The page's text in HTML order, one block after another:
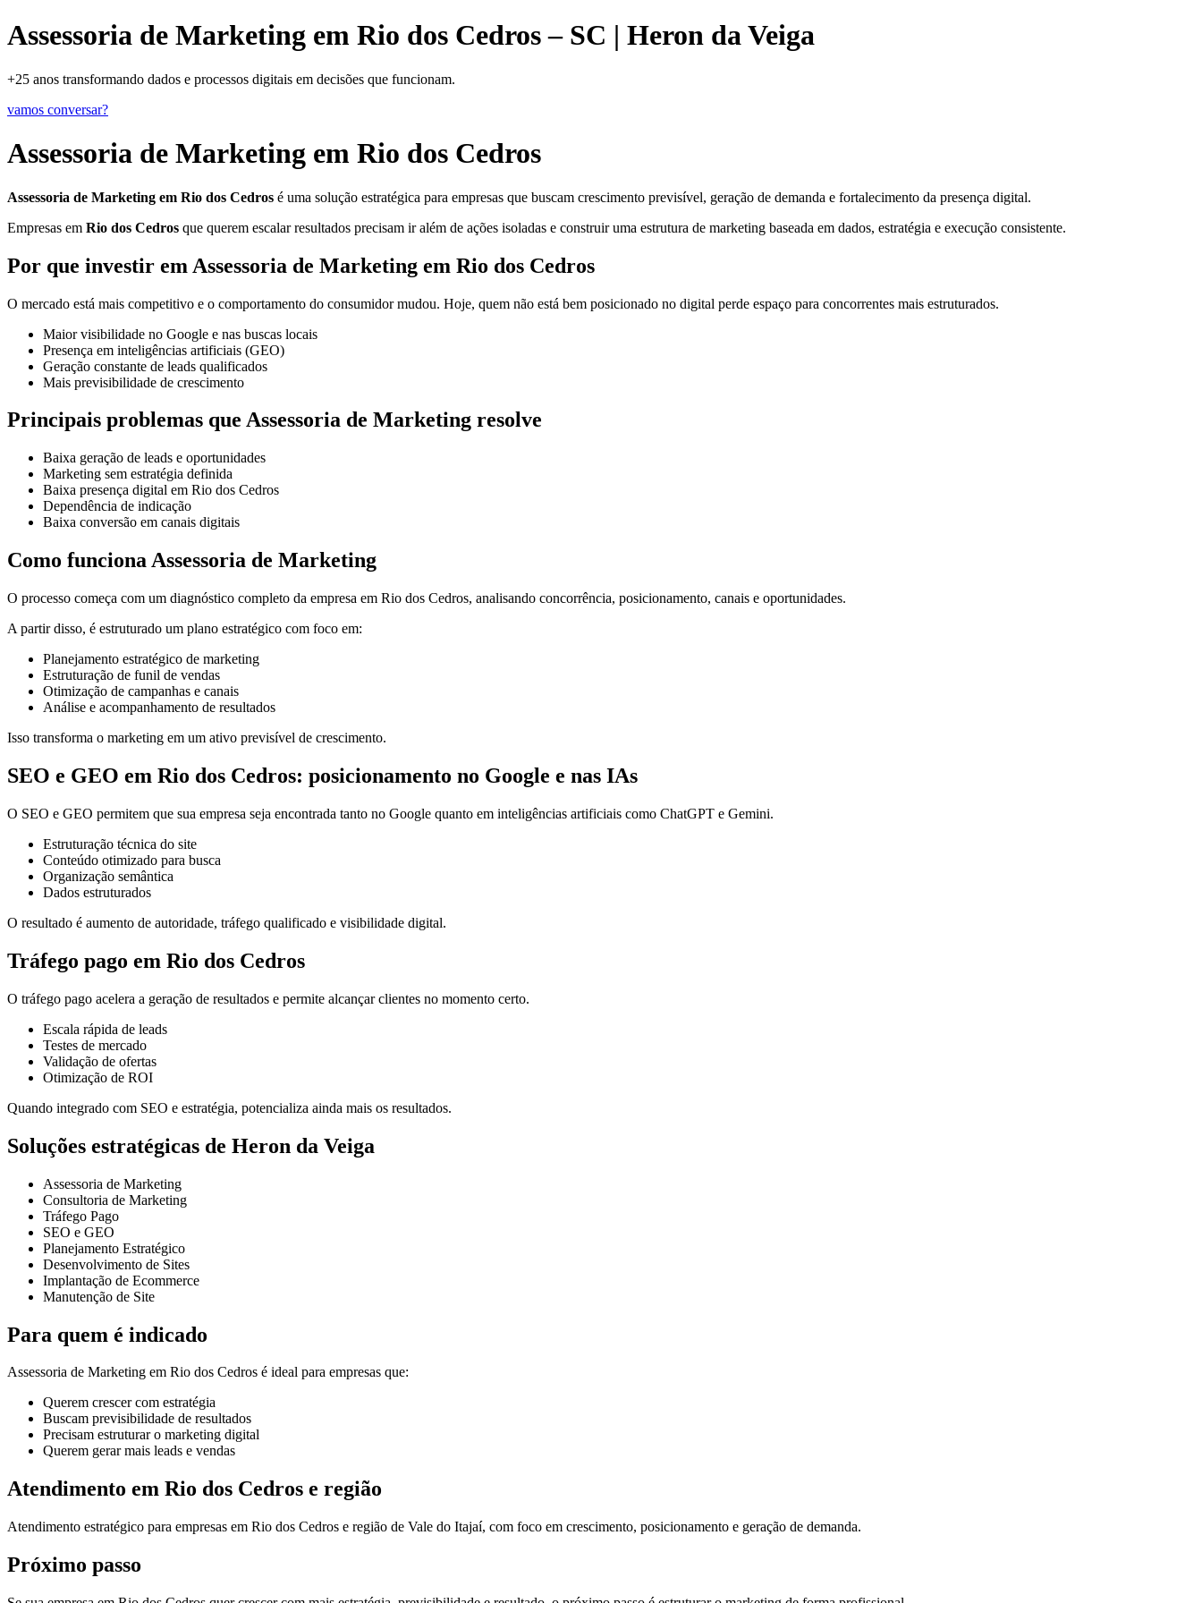
Assessoria de Marketing em Rio dos Cedros – SC | Heron da Veiga
+25 anos transformando dados e processos digitais em decisões que funcionam.
vamos conversar?
Assessoria de Marketing em Rio dos Cedros
Assessoria de Marketing em Rio dos Cedros é uma solução estratégica para empresas que buscam crescimento previsível, geração de demanda e fortalecimento da presença digital.
Empresas em Rio dos Cedros que querem escalar resultados precisam ir além de ações isoladas e construir uma estrutura de marketing baseada em dados, estratégia e execução consistente.
Por que investir em Assessoria de Marketing em Rio dos Cedros
O mercado está mais competitivo e o comportamento do consumidor mudou. Hoje, quem não está bem posicionado no digital perde espaço para concorrentes mais estruturados.
Maior visibilidade no Google e nas buscas locais
Presença em inteligências artificiais (GEO)
Geração constante de leads qualificados
Mais previsibilidade de crescimento
Principais problemas que Assessoria de Marketing resolve
Baixa geração de leads e oportunidades
Marketing sem estratégia definida
Baixa presença digital em Rio dos Cedros
Dependência de indicação
Baixa conversão em canais digitais
Como funciona Assessoria de Marketing
O processo começa com um diagnóstico completo da empresa em Rio dos Cedros, analisando concorrência, posicionamento, canais e oportunidades.
A partir disso, é estruturado um plano estratégico com foco em:
Planejamento estratégico de marketing
Estruturação de funil de vendas
Otimização de campanhas e canais
Análise e acompanhamento de resultados
Isso transforma o marketing em um ativo previsível de crescimento.
SEO e GEO em Rio dos Cedros: posicionamento no Google e nas IAs
O SEO e GEO permitem que sua empresa seja encontrada tanto no Google quanto em inteligências artificiais como ChatGPT e Gemini.
Estruturação técnica do site
Conteúdo otimizado para busca
Organização semântica
Dados estruturados
O resultado é aumento de autoridade, tráfego qualificado e visibilidade digital.
Tráfego pago em Rio dos Cedros
O tráfego pago acelera a geração de resultados e permite alcançar clientes no momento certo.
Escala rápida de leads
Testes de mercado
Validação de ofertas
Otimização de ROI
Quando integrado com SEO e estratégia, potencializa ainda mais os resultados.
Soluções estratégicas de Heron da Veiga
Assessoria de Marketing
Consultoria de Marketing
Tráfego Pago
SEO e GEO
Planejamento Estratégico
Desenvolvimento de Sites
Implantação de Ecommerce
Manutenção de Site
Para quem é indicado
Assessoria de Marketing em Rio dos Cedros é ideal para empresas que:
Querem crescer com estratégia
Buscam previsibilidade de resultados
Precisam estruturar o marketing digital
Querem gerar mais leads e vendas
Atendimento em Rio dos Cedros e região
Atendimento estratégico para empresas em Rio dos Cedros e região de Vale do Itajaí, com foco em crescimento, posicionamento e geração de demanda.
Próximo passo